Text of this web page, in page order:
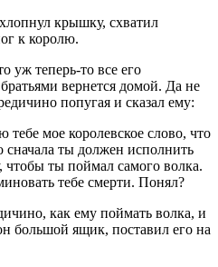
крышку, схватил
к королю.
уж теперь-то все его
вернется домой. Да не
попугая и сказал ему:
мое королевское слово, что
ты должен исполнить
чтобы ты поймал самого волка.
тебе смерти. Понял?
как ему поймать волка, и
большой ящик, поставил его на